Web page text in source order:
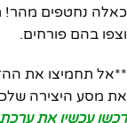
כאלה נחטפים מהר!
וצפו בהם פורחים.
**אל תחמיצו את
את מסע היצירה
רכשו עכשיו את ערכת